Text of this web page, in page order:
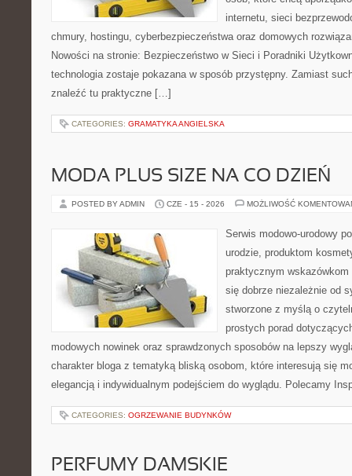
internetu, sieci
chmury, hostingu, cyberbezpieczeństwa oraz domowych
Nowości na stronie: Bezpieczeństwo w Sieci i Poradniki
technologia zostaje pokazana w sposób przystępny. Zamiast
znaleźć tu praktyczne […]
CATEGORIES: GRAMATYKA ANGIELSKA
MODA PLUS SIZE NA CO DZIEŃ
POSTED BY ADMIN CZE - 15 - 2026 MOŻLIWOŚĆ
Serwis modowo-urodowy
urodzie, produktom
praktycznym
się dobrze niezależnie od
stworzone z myślą o
prostych porad
modowych nowinek oraz sprawdzonych sposobów na lepszy
charakter bloga z tematyką bliską osobom, które interesują się
elegancją i indywidualnym podejściem do wyglądu. Polecamy
CATEGORIES: OGRZEWANIE BUDYNKÓW
PERFUMY DAMSKIE